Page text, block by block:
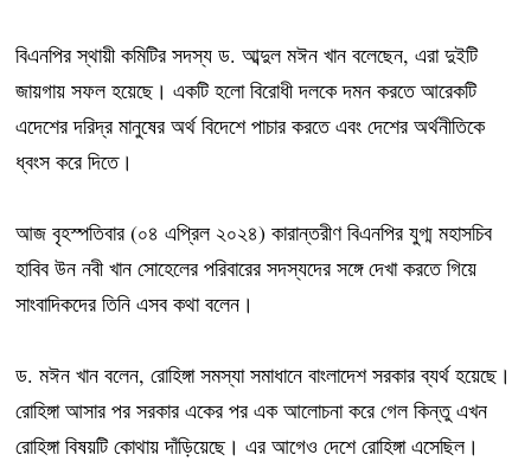
বিএনপির স্থায়ী কমিটির সদস্য ড. আব্দুল মঈন খান বলেছেন, এরা দুইটি
জায়গায় সফল হয়েছে। একটি হলো বিরোধী দলকে দমন করতে আরেকটি
এদেশের দরিদ্র মানুষের অর্থ বিদেশে পাচার করতে এবং দেশের অর্থনীতিকে
ধ্বংস করে দিতে।
আজ বৃহস্পতিবার (০৪ এপ্রিল ২০২৪) কারান্তরীণ বিএনপির যুগ্ম মহাসচিব
হাবিব উন নবী খান সোহেলের পরিবারের সদস্যদের সঙ্গে দেখা করতে গিয়ে
সাংবাদিকদের তিনি এসব কথা বলেন।
ড. মঈন খান বলেন, রোহিঙ্গা সমস্যা সমাধানে বাংলাদেশ সরকার ব্যর্থ হয়েছে।
রোহিঙ্গা আসার পর সরকার একের পর এক আলোচনা করে গেল কিন্তু এখন
রোহিঙ্গা বিষয়টি কোথায় দাঁড়িয়েছে। এর আগেও দেশে রোহিঙ্গা এসেছিল।